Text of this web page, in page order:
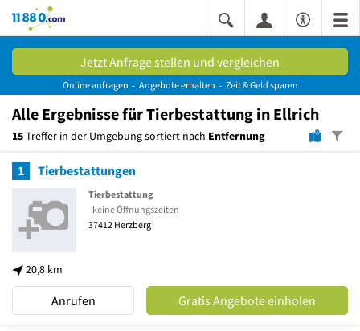
11880.com
Jetzt Anfrage stellen und vergleichen
Online anfragen Angebote erhalten Zeit & Geld sparen
Alle Ergebnissefür Tierbestattung in Ellrich
15Treffer in der Umgebung sortiert nach Entfernung
1 Tierbestattungen
20,8 km
Tierbestattung
keine Öffnungszeiten
37412 Herzberg
Anrufen Gratis Angebote einholen